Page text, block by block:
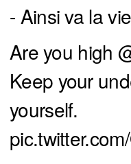
- Ainsi va la
Are you high
Keep your
yourself.